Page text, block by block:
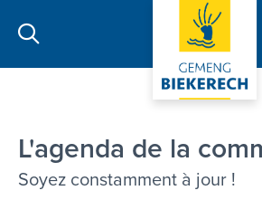
L'agenda de la
Soyez constamment à jour !